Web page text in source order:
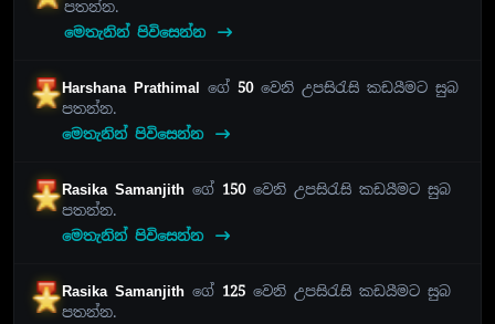
පතන්න.
මෙතැනින් පිවිසෙන්න
Harshana Prathimal ගේ 50වෙනි උපසිරැසි කඩයීමට සුබ
පතන්න.
මෙතැනින් පිවිසෙන්න
Rasika Samanjithගේ 150වෙනි උපසිරැසි කඩයීමට සුබ
පතන්න.
මෙතැනින් පිවිසෙන්න
Rasika Samanjithගේ 125 වෙනි උපසිරැසි කඩයීමට සුබ
පතන්න.